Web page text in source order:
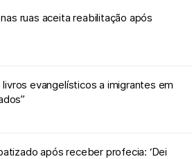
ruas aceita reabilitação após
evangelísticos a imigrantes em
após receber profecia: ‘Dei